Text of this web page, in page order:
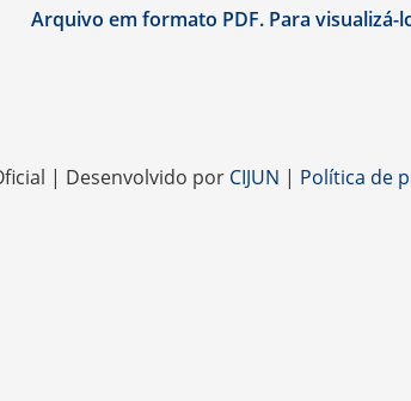
Arquivo em formato PDF. Para visualizá-
| Desenvolvido por CIJUN | Política de